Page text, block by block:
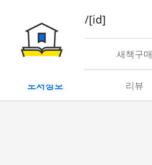
book/rent/[id]
대여 새책구매
도서정보 리뷰